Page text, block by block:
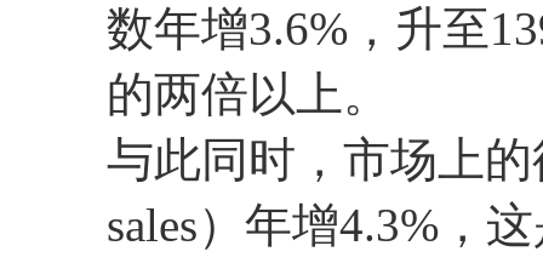
数年增3.6%，升至
的两倍以上。
与此同时，市场上
sales）年增4.3%，